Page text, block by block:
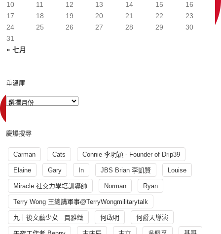
« 七月
10
11 12 13 14 15
16
17
18 19 20 21 22
23
24
25 26 27 28 29
30
31
重溫庫
慶爆搜尋
Carman Cats Connie 李玥穎 - Founder of Drip39
Elaine Gary In JBS Brian 李凱賢 Louise
Miracle 社交力學培訓導師 Norman Ryan
Terry Wong 王總講軍事@TerryWongmilitarytalk
九十後文藝少女 - 賈雅緻 何啟明 何爵天導演